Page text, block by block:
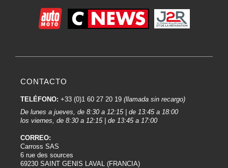
CONTACTO
TELÉFONO: +33 (0)1 60 27 20 19 (llamada sin recargo)
De lunes a jueves, de 8:30 a 12:15 | de 13:45 a 18:00
los viernes, de 8:30 a 12:15 | de 13:45 a 17:00
CORREO:
Carross SAS
6 rue des sources
69230 SAINT GENIS LAVAL (FRANCIA)